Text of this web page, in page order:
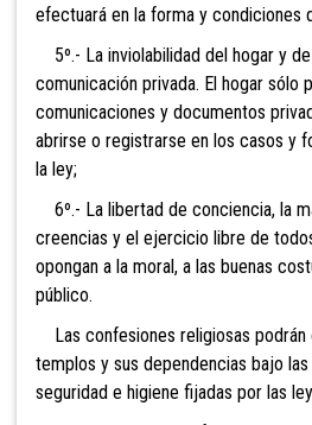
efectuará en la forma y condiciones
5º.- La inviolabilidad del hogar y
comunicación privada. El hogar sólo
comunicaciones y documentos
abrirse o registrarse en los casos y
la ley;
6º.- La libertad de conciencia, la
creencias y el ejercicio libre de
opongan a la moral, a las buenas
público.
Las confesiones religiosas podrán
templos y sus dependencias bajo
seguridad e higiene fijadas por las